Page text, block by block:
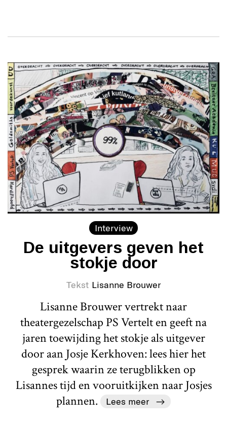
Interview
De uitgevers geven het
stokje door
Tekst Lisanne Brouwer
Lisanne Brouwer vertrekt naar
theatergezelschap PS Vertelt en geeft na
jaren toewijding het stokje als uitgever
door aan Josje Kerkhoven: lees hier het
gesprek waarin ze terugblikken op
Lisannes tijd en vooruitkijken naar Josjes
plannen.
Lees meer